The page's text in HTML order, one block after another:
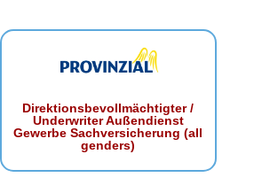
Direktionsbevollmächtigter /
Underwriter Außendienst
Gewerbe Sachversicherung (all
genders)